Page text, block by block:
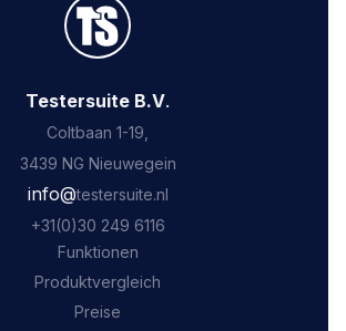
Testersuite B.V.
Coltbaan 1-19,
3439 NG Nieuwegein
‍info@testersuite.nl
‍+31 (0)30 249 6116
Funktionen
Produktvergleich
Preise